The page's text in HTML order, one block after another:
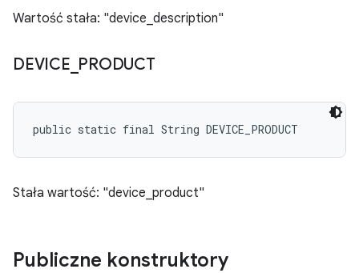
Wartość stała: "device_description"
DEVICE PRODUCT
public static final String DEVICE_PRODUCT
Stała wartość: "device_product"
Publiczne konstruktory